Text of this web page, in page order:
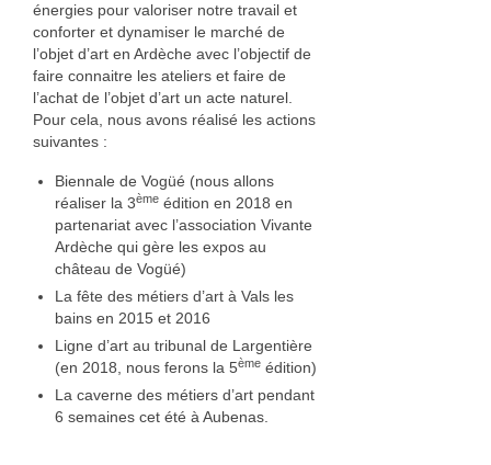
Atelier POIEMA
Bénédam Création
Bernard Moulin
Claude Vernet
Nadia Plantier
Estampe, papier
Daniel Van Cutsem
Francine Copet
énergies pour valoriser notre travail et
conforter et dynamiser le marché de
l’objet d’art en Ardèche avec l’objectif de
faire connaitre les ateliers et faire de
l’achat de l’objet d’art un acte naturel.
Pour cela, nous avons réalisé les actions
suivantes :
Biennale de Vogüé (nous allons
réaliser la 3ème édition en 2018 en
partenariat avec l’association Vivante
Ardèche qui gère les expos au
château de Vogüé)
La fête des métiers d’art à Vals les
bains en 2015 et 2016
Ligne d’art au tribunal de Largentière
(en 2018, nous ferons la 5ème édition)
La caverne des métiers d’art pendant
6 semaines cet été à Aubenas.